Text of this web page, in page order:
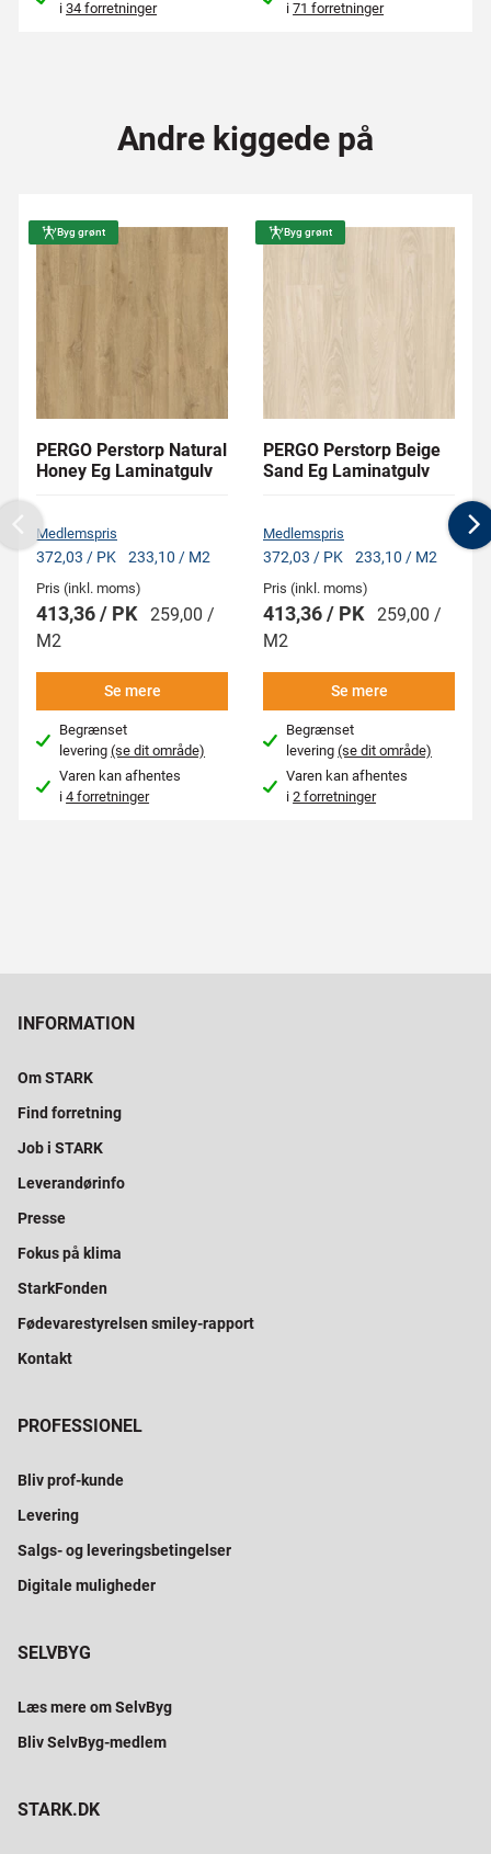
i34 forretninger
i71 forretninger
Andre kiggede på
Byg grønt
PERGO Perstorp Natural
Honey Eg Laminatgulv
Medlemspris
372,03 / PK 233,10 / M2
Pris (inkl. moms)
413,36 / PK 259,00 /
M2
Se mere
Begrænset
levering(se dit område)
Varen kan afhentes
i4 forretninger
Byg grønt
PERGO Perstorp Beige
Sand Eg Laminatgulv
Medlemspris
372,03 / PK 233,10 / M2
Pris (inkl. moms)
413,36 / PK 259,00 /
M2
Se mere
Begrænset
levering(se dit område)
Varen kan afhentes
i2 forretninger
Previous
INFORMATION
Om STARK
Find forretning
Job i STARK
Leverandørinfo
Presse
Fokus på klima
StarkFonden
Fødevarestyrelsen smiley-rapport
Kontakt
PROFESSIONEL
Bliv prof-kunde
Levering
Salgs- og leveringsbetingelser
Digitale muligheder
SELVBYG
Læs mere om SelvByg
Bliv SelvByg-medlem
STARK.DK